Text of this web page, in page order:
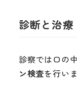
診断と治療
診察では口の
ン検査を行い